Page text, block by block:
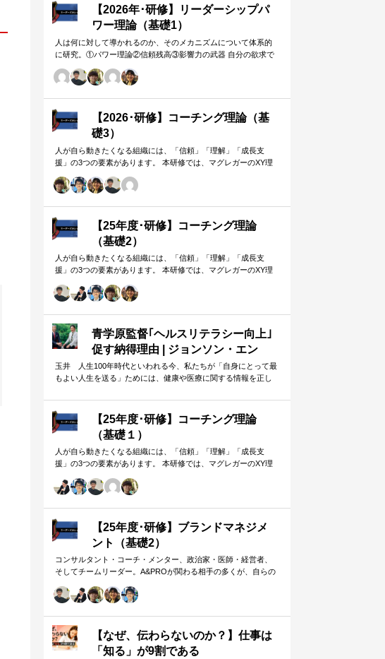
【2026年･研修】リーダーシップパ
ワー理論（基礎1）
人は何に対して導かれるのか、そのメカニズムについて体系的
に研究。①パワー理論②信頼残高③影響力の武器 自分の欲求で
【2026･研修】コーチング理論（基
礎3）
人が自ら動きたくなる組織には、「信頼」「理解」「成長支
援」の3つの要素があります。 本研修では、マグレガーのXY理
「人はなぜ動くのか」「どうすれば自ら動くようになるのか」
顧客対応の難航など）を、“人間理解”を通して紐解く実践型のプ
ログラムです。
【25年度･研修】コーチング理論
（基礎2）
人が自ら動きたくなる組織には、「信頼」「理解」「成長支
援」の3つの要素があります。 本研修では、マグレガーのXY理
「人はなぜ動くのか」「どうすれば自ら動くようになるのか」
顧客対応の難航など）を、“人間理解”を通して紐解く実践型のプ
ログラムです。
青学原監督｢ヘルスリテラシー向上｣
促す納得理由 | ジョンソン・エン
ド・ジョンソン | 東洋経済オンライ
ン
玉井 人生100年時代といわれる今、私たちが「自身にとって最
もよい人生を送る」ためには、健康や医療に関する情報を正し
【25年度･研修】コーチング理論
（基礎１）
人が自ら動きたくなる組織には、「信頼」「理解」「成長支
援」の3つの要素があります。 本研修では、マグレガーのXY理
「人はなぜ動くのか」「どうすれば自ら動くようになるのか」
顧客対応の難航など）を、“人間理解”を通して紐解く実践型のプ
ログラムです。
【25年度･研修】ブランドマネジメ
ント（基礎2）
コンサルタント・コーチ・メンター、政治家・医師・経営者、
そしてチームリーダー。A&PROが関わる相手の多くが、自らの
【なぜ、伝わらないのか？】仕事は
「知る」が9割である